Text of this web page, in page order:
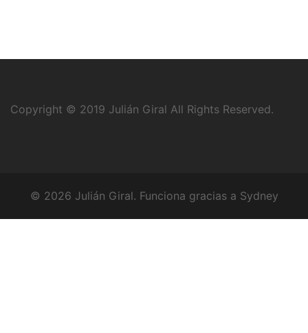
Copyright © 2019 Julián Giral All Rights Reserved.
© 2026 Julián Giral. Funciona gracias a Sydney